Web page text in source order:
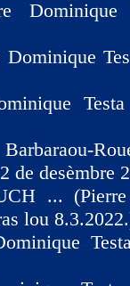
de desèmbre
...
lou